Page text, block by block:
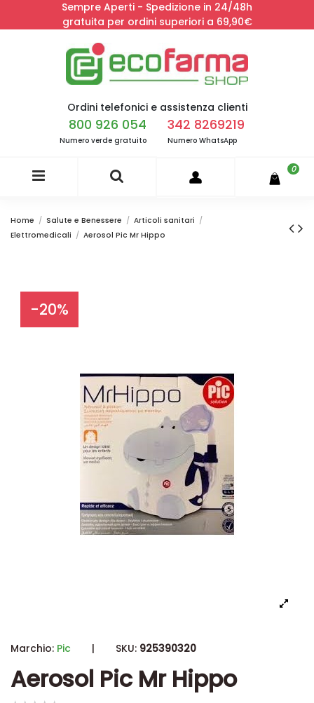
Sempre Aperti - Spedizione in 24/48h
gratuita per ordini superiori a 69,90€
Ordini telefonici e assistenza clienti
800 926 054
Numero verde gratuito
342 8269219
Numero WhatsApp
0
Home Salute e Benessere
Articoli sanitari
Elettromedicali
Aerosol Pic Mr Hippo
-20%
Marchio: Pic | SKU: 925390320
Aerosol Pic Mr Hippo